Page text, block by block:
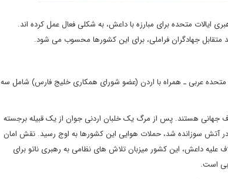
فارس از سپتامبر 2014 در ائتلاف به رهبری ایالات متحده برای مبارزه با داعش، به شکلی فعال عمل کرده اند.
متقابل جهادگران فراملی، برای این کشورها محسوب می شود.
عربی ـ همراه با اردن (عضو شورای همکاری خلیج فارس) شامل سه
جهانی هستند. پس از مرگ یک خلبان اردنی جوان از یک قبیله برجسته
که در یکی از شهرهای جنوبی استان کرک زندانی شده بود و توسط داعش در فوریه 2015 در آتش سوزانده شد، حملات هوایی این کشورها به اوج رسید. نقش امان
علیه داعش، این کشور میزبان تلاش های نظامی به رهبری ناتو برای
است.